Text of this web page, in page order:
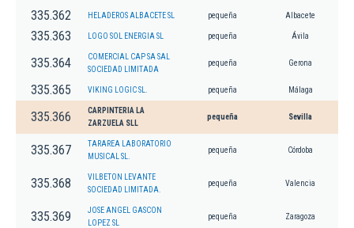
335.362 HELADEROS ALBACETE SL pequeña Albacete
335.363 LOGO SOL ENERGIA SL pequeña Ávila
335.364
COMERCIAL CAP SA SAL
SOCIEDAD LIMITADA
pequeña Gerona
335.365 VIKING LOGIC SL. pequeña Málaga
335.366
CARPINTERIA LA
ZARZUELA SLL
pequeña Sevilla
335.367
TARAREA LABORATORIO
MUSICAL SL.
pequeña Córdoba
335.368
VILBETON LEVANTE
SOCIEDAD LIMITADA.
pequeña Valencia
335.369
JOSE ANGEL GASCON
LOPEZ SL
pequeña Zaragoza